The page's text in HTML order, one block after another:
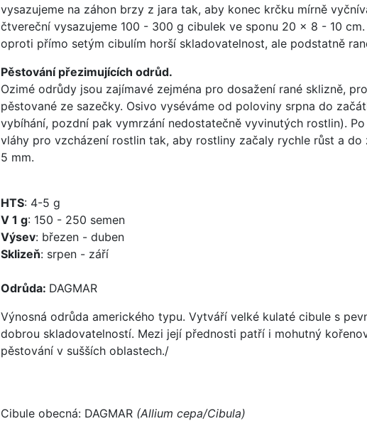
vysazujeme na záhon brzy z jara tak, aby konec krčku mírně
čtvereční vysazujeme 100 - 300 g cibulek ve sponu 20 x 8 - 10
oproti přímo setým cibulím horší skladovatelnost, ale podstatně
Pěstování přezimujících odrůd.
Ozimé odrůdy jsou zajímavé zejména pro dosažení rané sklizně,
pěstované ze sazečky. Osivo vyséváme od poloviny srpna do
vybíhání, pozdní pak vymrzání nedostatečně vyvinutých rostlin).
vláhy pro vzcházení rostlin tak, aby rostliny začaly rychle růst a
5 mm.
HTS: 4-5 g
V 1 g: 150 - 250 semen
Výsev: březen - duben
Sklizeň: srpen - září
Odrůda: DAGMAR
Výnosná odrůda amerického typu. Vytváří velké kulaté cibule s
dobrou skladovatelností. Mezi její přednosti patří i mohutný
pěstování v sušších oblastech./
Cibule obecná: DAGMAR (Allium cepa/Cibula)